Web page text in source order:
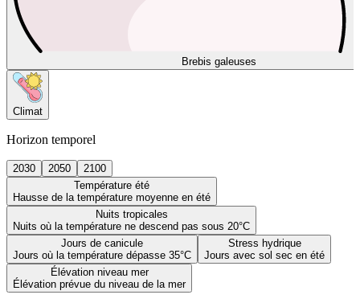
Brebis galeuses
Climat
Horizon temporel
2030 2050
2100
Température été
Hausse de la température moyenne en été
Nuits tropicales
Nuits où la température ne descend pas sous 20°C
Jours de canicule
Jours où la température dépasse 35°C
Stress hydrique
Jours avec sol sec en été
Élévation niveau mer
Élévation prévue du niveau de la mer